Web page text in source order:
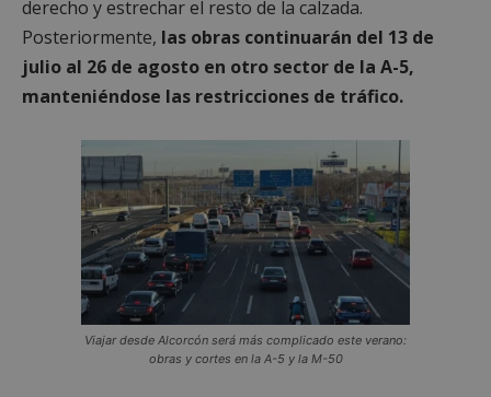
derecho y estrechar el resto de la calzada.
Posteriormente, las obras continuarán del 13 de
julio al 26 de agosto en otro sector de la A-5,
manteniéndose las restricciones de tráfico.
Viajar desde Alcorcón será más complicado este verano:
obras y cortes en la A-5 y la M-50